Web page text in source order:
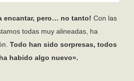
encantar, pero… no tanto! Con las
todas muy alineadas, ha
Todo han sido sorpresas, todos
habido algo nuevo».